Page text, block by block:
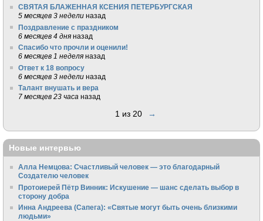
СВЯТАЯ БЛАЖЕННАЯ КСЕНИЯ ПЕТЕРБУРГСКАЯ
5 месяцев 3 недели назад
Поздравление с праздником
6 месяцев 4 дня назад
Спасибо что прочли и оценили!
6 месяцев 1 неделя назад
Ответ к 18 вопросу
6 месяцев 3 недели назад
Талант внушать и вера
7 месяцев 23 часа назад
1 из 20 →
Новые интервью
Алла Немцова: Счастливый человек — это благодарный
Создателю человек
Протоиерей Пётр Винник: Искушение — шанс сделать выбор в
сторону добра
Инна Андреева (Сапега): «Святые могут быть очень близкими
людьми»